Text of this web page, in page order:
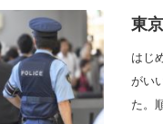
東
はじ
がい
た。